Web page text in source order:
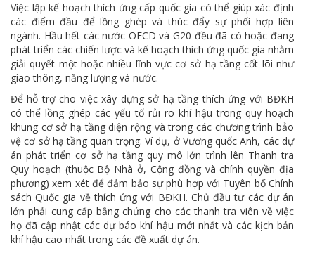
Việc lập kế hoạch thích ứng cấp quốc gia có thể giúp xác định
các điểm đầu để lồng ghép và thúc đẩy sự phối hợp liên
ngành. Hầu hết các nước OECD và G20 đều đã có hoặc đang
phát triển các chiến lược và kế hoạch thích ứng quốc gia nhằm
giải quyết một hoặc nhiều lĩnh vực cơ sở hạ tầng cốt lõi như
giao thông, năng lượng và nước.
Để hỗ trợ cho việc xây dựng sở hạ tầng thích ứng với BĐKH
có thể lồng ghép các yếu tố rủi ro khí hậu trong quy hoạch
khung cơ sở hạ tầng diện rộng và trong các chương trình bảo
vệ cơ sở hạ tầng quan trọng. Ví dụ, ở Vương quốc Anh, các dự
án phát triển cơ sở hạ tầng quy mô lớn trình lên Thanh tra
Quy hoạch (thuộc Bộ Nhà ở, Cộng đồng và chính quyền địa
phương) xem xét để đảm bảo sự phù hợp với Tuyên bố Chính
sách Quốc gia về thích ứng với BĐKH. Chủ đầu tư các dự án
lớn phải cung cấp bằng chứng cho các thanh tra viên về việc
họ đã cập nhật các dự báo khí hậu mới nhất và các kịch bản
khí hậu cao nhất trong các đề xuất dự án.